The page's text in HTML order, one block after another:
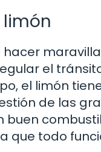
el
el limón
de las
que todo